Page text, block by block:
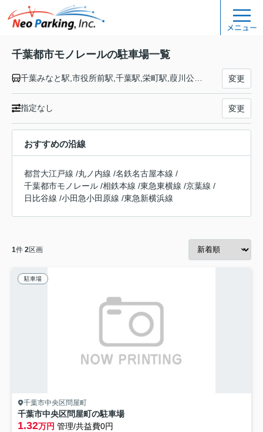
メニュー
千葉都市モノレールの駐車場一覧
千葉みなと駅,市役所前駅,千葉駅,栄町駅,葭川公園駅,県庁前駅,千葉公園駅,作草部駅,天台駅,穴川駅,スポーツセンター駅,動物公園駅,みつわ台駅,都賀駅,桜木駅,小倉台駅,千城台北駅,千城台駅 変更
指定なし 変更
おすすめの沿線
都営大江戸線 /丸ノ内線 /名鉄名古屋本線 /
千葉都市モノレール /相鉄本線 /東急東横線 /京葉線 /
日比谷線 /小田急小田原線 /東急新横浜線
1件 2区画
駐車場
千葉市中央区問屋町
千葉市中央区問屋町の駐車場
1.32万円 管理/共益費0円